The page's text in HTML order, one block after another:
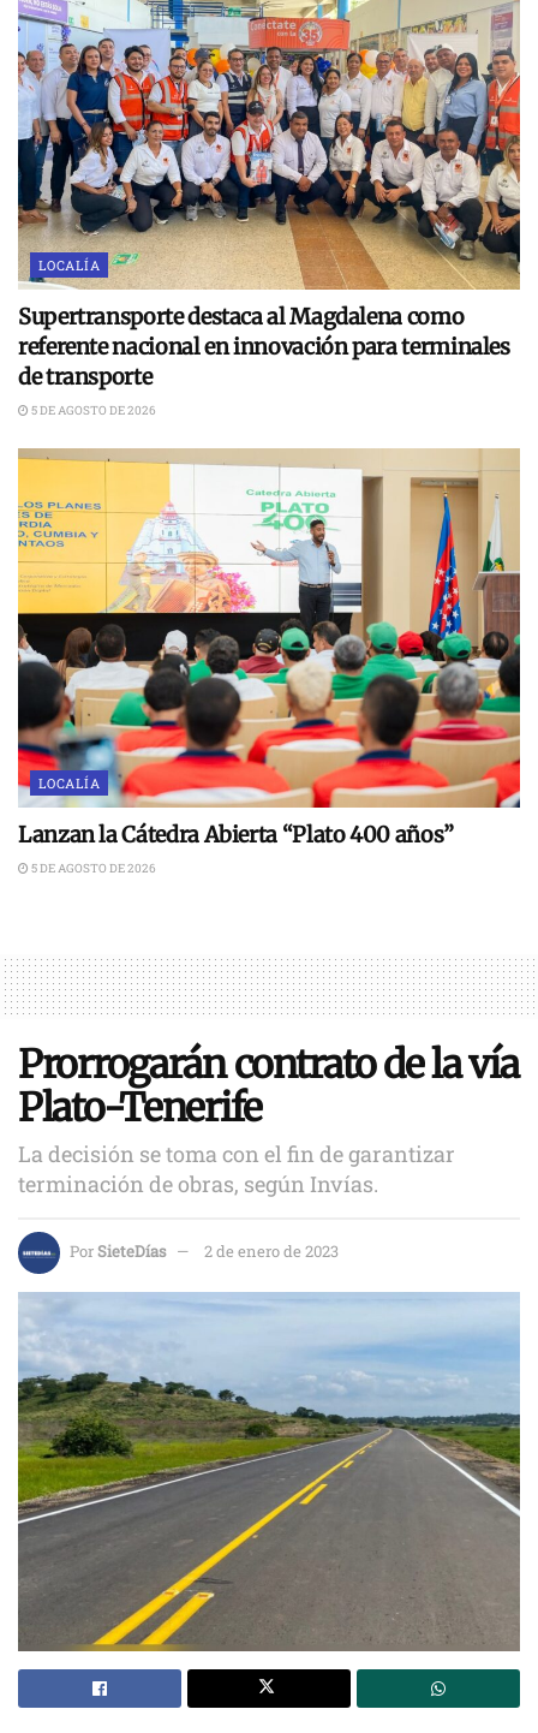
LOCALÍA
Supertransporte destaca al Magdalena como
referente nacional en innovación para terminales
de transporte
5 DE AGOSTO DE 2026
LOCALÍA
Lanzan la Cátedra Abierta “Plato 400 años”
5 DE AGOSTO DE 2026
Prorrogarán contrato de la vía
Plato-Tenerife
La decisión se toma con el fin de garantizar
terminación de obras, según Invías.
PorSieteDías 2 de enero de 2023